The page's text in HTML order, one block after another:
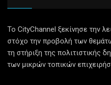
Το CityChannel ξεκίνησε την
στόχο την προβολή των
τη στήριξη της πολιτιστικής
των μικρών τοπικών